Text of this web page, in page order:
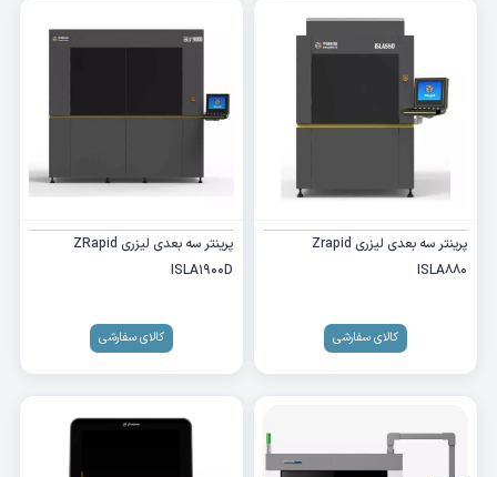
پرینتر سه بعدی لیزری Zrapid
ISLA880
کالای سفارشی
پرینتر سه بعدی لیزری ZRapid
ISLA1900D
کالای سفارشی